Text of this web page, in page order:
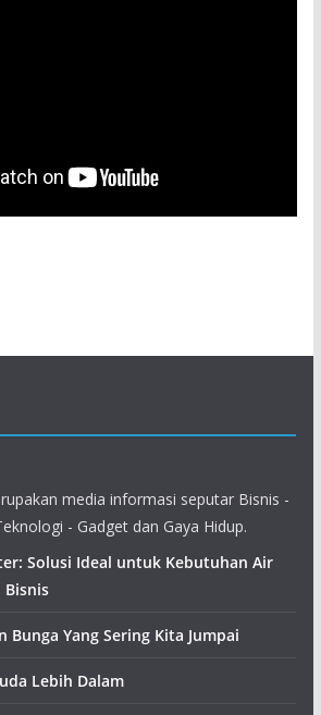
media informasi seputar Bisnis -
- Gadget dan Gaya Hidup.
Solusi Ideal untuk Kebutuhan Air
Bisnis
Bunga Yang Sering Kita Jumpai
Lebih Dalam